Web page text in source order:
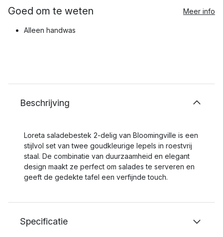
Goed om te weten Meer info
Alleen handwas
Beschrijving
Loreta saladebestek 2-delig van Bloomingville is een
stijlvol set van twee goudkleurige lepels in roestvrij
staal. De combinatie van duurzaamheid en elegant
design maakt ze perfect om salades te serveren en
geeft de gedekte tafel een verfijnde touch.
Specificatie